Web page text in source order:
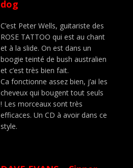
dog
C’est Peter Wells, guitariste des
ROSE TATTOO qui est au chant
et à la slide. On est dans un
boogie teinté de bush australien
et c’est très bien fait.
Ca fonctionne assez bien, j’ai les
cheveux qui bougent tout seuls
! Les morceaux sont très
efficaces. Un CD à avoir dans ce
style.